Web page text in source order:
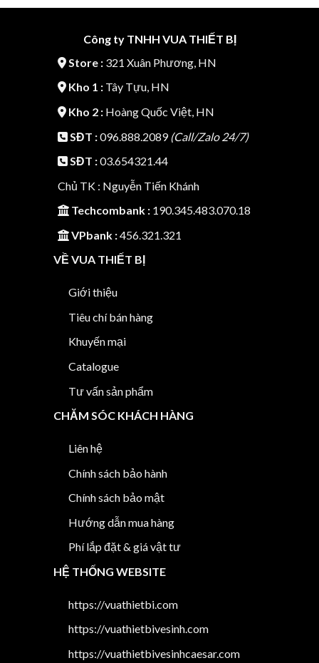
2.870.000₫.
Công ty TNHH VUA THIẾT BỊ
Store :321 Xuân Phương, HN
Kho 1 :Tây Tựu, HN
Kho 2 :Hoàng Quốc Việt, HN
SĐT :096.888.2089 (Call/Zalo 24/7)
SĐT :03.654321.44
Chủ TK : Nguyễn Tiến Khánh
Techcombank :190.345.483.070.18
VPbank :456.321.321
VỀ VUA THIẾT BỊ
Giới thiệu
Tiêu chí bán hàng
Khuyến mại
Catalogue
Tư vấn sản phẩm
CHĂM SÓC KHÁCH HÀNG
Liên hệ
Chính sách bảo hành
Chính sách bảo mật
Hướng dẫn mua hàng
Phí lắp đặt & giá vật tư
HỆ THỐNG WEBSITE
https://vuathietbi.com
https://vuathietbivesinh.com
https://vuathietbivesinhcaesar.com